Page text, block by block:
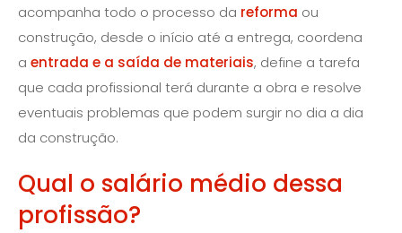
acompanha todo o processo da reforma ou
construção, desde o início até a entrega, coordena
a entrada e a saída de materiais, define a tarefa
que cada profissional terá durante a obra e resolve
eventuais problemas que podem surgir no dia a dia
da construção.
Qual o salário médio dessa
profissão?